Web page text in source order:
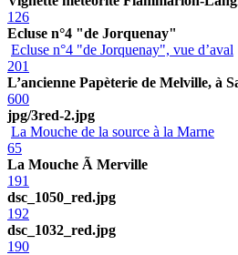
126
Ecluse n°4 "de Jorquenay"
Ecluse n°4 "de Jorquenay", vue d’aval
201
L’ancienne Papèterie de Melville, à
600
jpg/3red-2.jpg
La Mouche de la source à la Marne
65
La Mouche Ã Merville
191
dsc_1050_red.jpg
192
dsc_1032_red.jpg
190